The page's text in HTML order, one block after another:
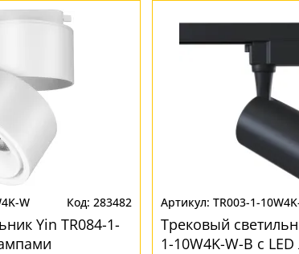
W 283482
Yin TR084-1-
TR003-1-
Трековый
1-10W4K-W-B с